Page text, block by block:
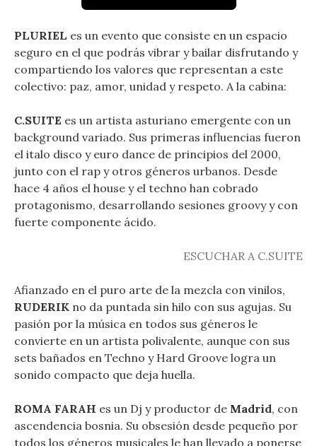
PLURIEL es un evento que consiste en un espacio
seguro en el que podrás vibrar y bailar disfrutando y
compartiendo los valores que representan a este
colectivo: paz, amor, unidad y respeto. A la cabina:
C.SUITE es un artista asturiano emergente con un
background variado. Sus primeras influencias fueron
el italo disco y euro dance de principios del 2000,
junto con el rap y otros géneros urbanos. Desde
hace 4 años el house y el techno han cobrado
protagonismo, desarrollando sesiones groovy y con
fuerte componente ácido.
ESCUCHAR A C.SUITE
Afianzado en el puro arte de la mezcla con vinilos,
RUDERIK no da puntada sin hilo con sus agujas. Su
pasión por la música en todos sus géneros le
convierte en un artista polivalente, aunque con sus
sets bañados en Techno y Hard Groove logra un
sonido compacto que deja huella.
ROMA FARAH es un Dj y productor de Madrid, con
ascendencia bosnia. Su obsesión desde pequeño por
todos los géneros musicales le han llevado a ponerse